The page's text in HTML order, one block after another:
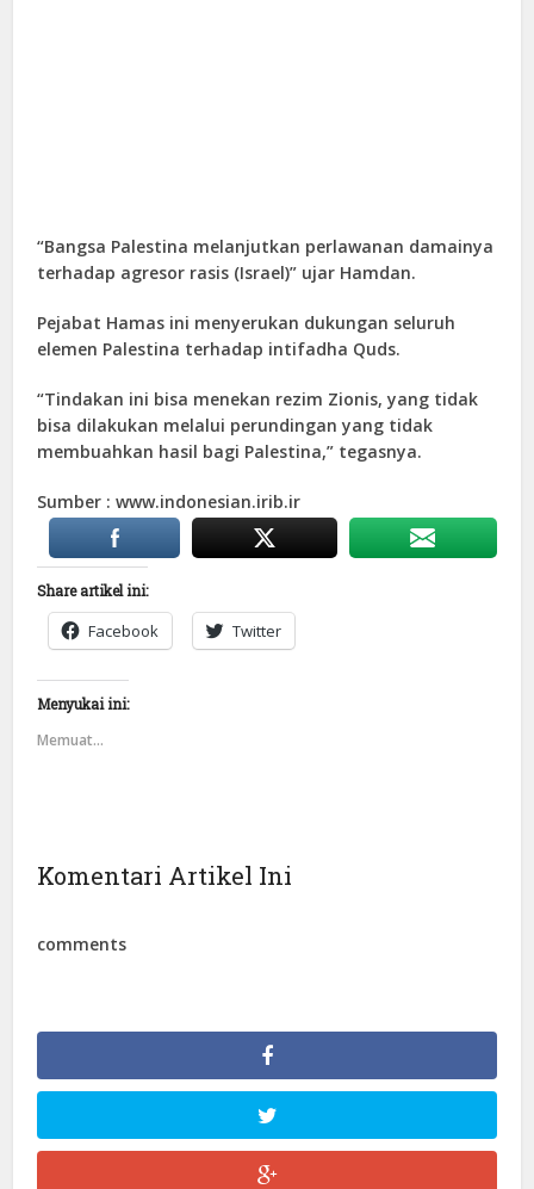
“Bangsa Palestina melanjutkan perlawanan damainya
terhadap agresor rasis (Israel)” ujar Hamdan.
Pejabat Hamas ini menyerukan dukungan seluruh
elemen Palestina terhadap intifadha Quds.
“Tindakan ini bisa menekan rezim Zionis, yang tidak
bisa dilakukan melalui perundingan yang tidak
membuahkan hasil bagi Palestina,” tegasnya.
Sumber : www.indonesian.irib.ir
Share artikel ini:
Facebook Twitter
Menyukai ini:
Memuat...
Komentari Artikel Ini
comments